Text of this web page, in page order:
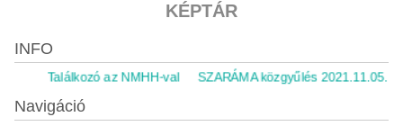
KÉPTÁR
INFO
Találkozó az NMHH-val SZARÁMA közgyűlés 2021.11.05.
Navigáció